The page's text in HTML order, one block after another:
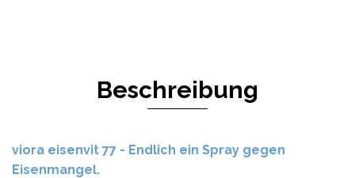
Beschreibung
viora eisenvit 77 - Endlich ein Spray gegen
Eisenmangel.